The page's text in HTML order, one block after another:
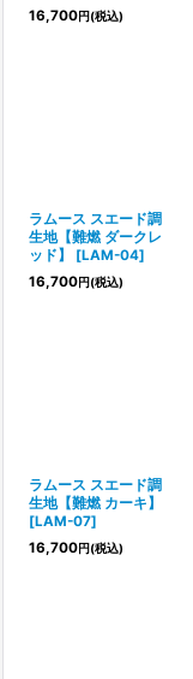
16,700円(税込)
ラムース スエード調
生地【難燃 ダークレ
ッド】
[LAM-04]
16,700円(税込)
ラムース スエード調
生地【難燃 カーキ】
[LAM-07]
16,700円(税込)